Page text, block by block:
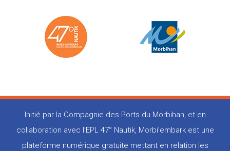
Initié par la Compagnie des Ports du Morbihan, et en
collaboration avec l’EPL 47° Nautik, Morbi’embark est une
plateforme numérique gratuite mettant en relation les